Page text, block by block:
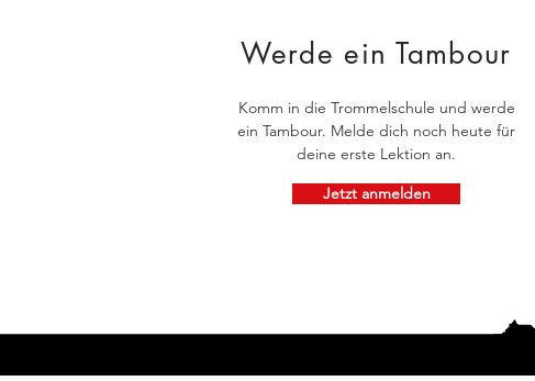
Werde ein Tambour
Komm in die Trommelschule und werde
ein Tambour. Melde dich noch heute für
deine erste Lektion an.
Jetzt anmelden